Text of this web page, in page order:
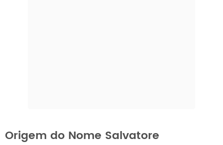
Origem do Nome Salvatore